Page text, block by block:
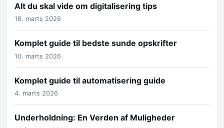
Alt du skal vide om digitalisering tips
16. marts 2026
Komplet guide til bedste sunde opskrifter
10. marts 2026
Komplet guide til automatisering guide
4. marts 2026
Underholdning: En Verden af Muligheder